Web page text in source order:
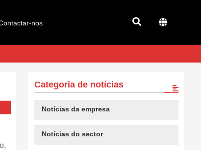
nos
Categoria de notícias
Notícias da empresa
Notícias do sector